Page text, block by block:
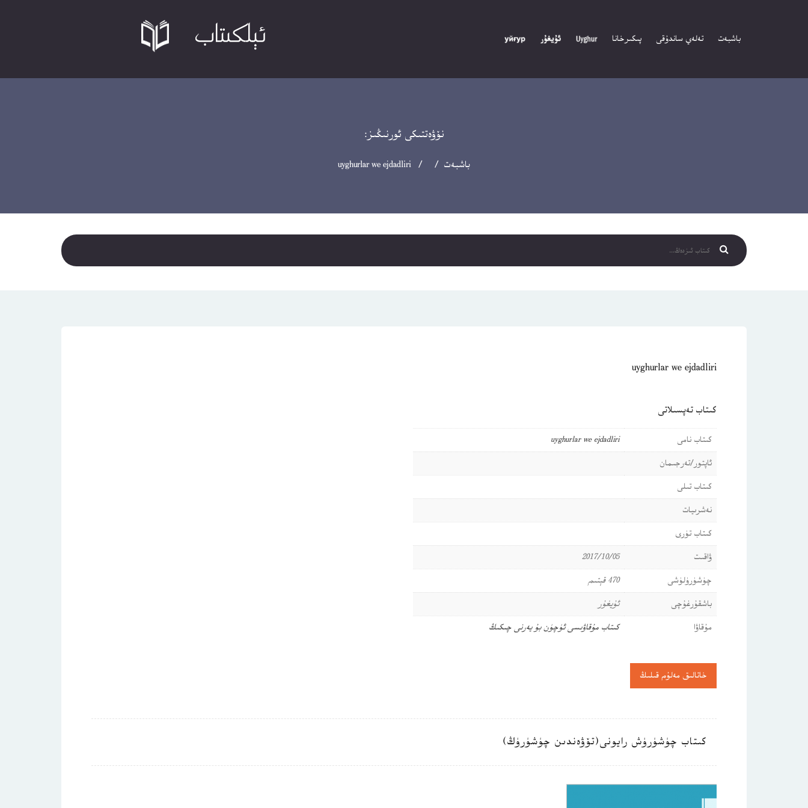
باشبەت تەلەي ساندۇقى پىكىرخانا
نۆۋەتتىكى ئورنىڭىز:
باشبەت / / uyghurlar we ejdadliri
uyghurlar we ejdadliri
كىتاب تەپسىلاتى
كىتاب نامى
uyghurlar we ejdadliri
ئاپتور/تەرجىمان
كىتاب تىلى
نەشرىيات
كىتاب تۈرى
ۋاقىت
2017/10/05
چۈشۈرۈلۈشى
470 قېتىم
باشقۇرغۇچى
ئۇيغۇر
مۇقاۋا
كىتاب مۇقاۋىسى ئۈچۈن بۇ يەرنى چىكىڭ
خاتالىق مەلۇم قىلىڭ
كىتاب چۈشۈرۈش رايونى(تۆۋەندىن چۈشۈرۈڭ)